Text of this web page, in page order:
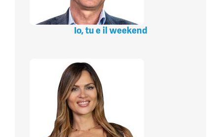
Io, tu e il weekend